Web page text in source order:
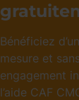
Bénéficiez
mesure et
engagement
l’aide CAF